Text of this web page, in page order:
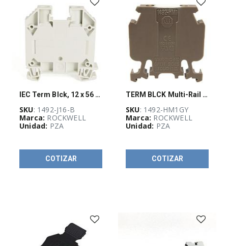
Multimetro
DESTACADOS
(6)
accesorios
(4)
vendido BRADY
IEC Term Blck, 12 x 56 x 60mm, Screw
SKU: 1492-J16-B
Marca: ROCKWELL
Unidad: PZA
COTIZAR
TERM BLCK Multi-Rail MTD 1P 30A GRY
SKU: 1492-HM1GY
Marca: ROCKWELL
Unidad: PZA
COTIZAR